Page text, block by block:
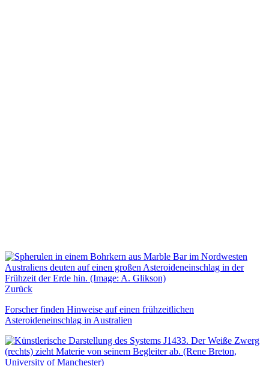
Zurück
Forscher finden Hinweise auf einen frühzeitlichen
Asteroideneinschlag in Australien